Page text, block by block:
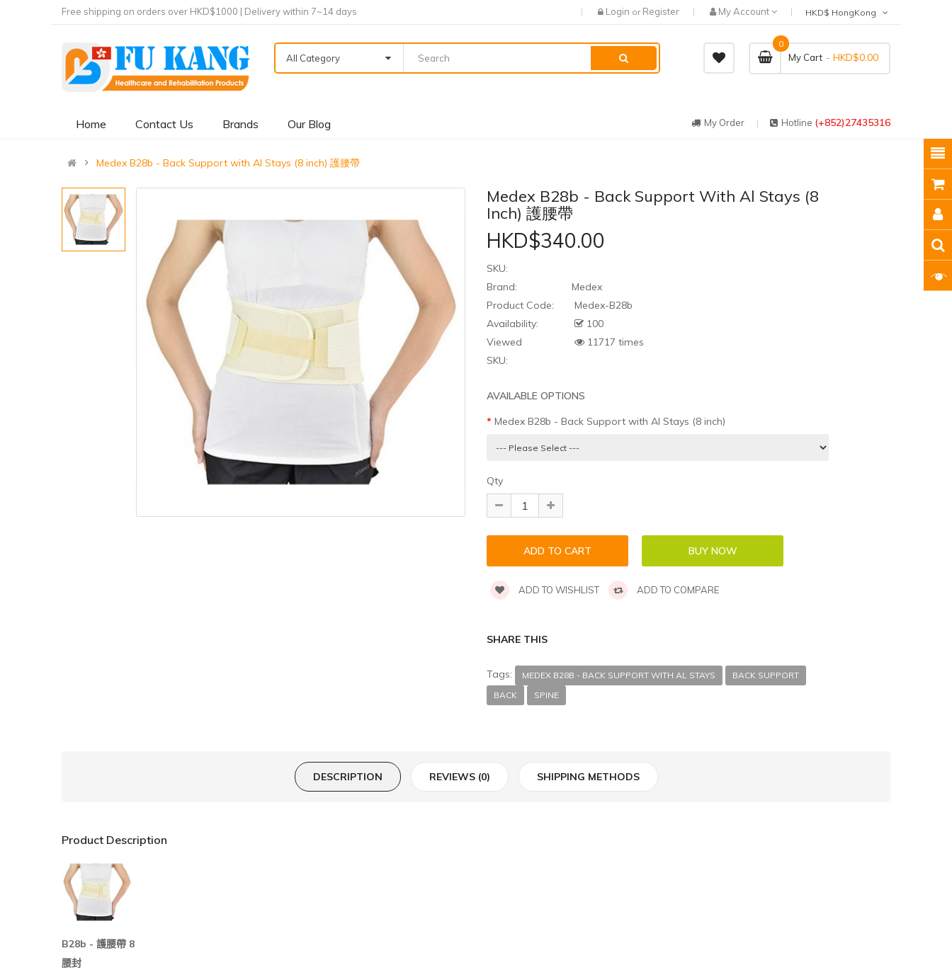
Free shipping on orders over HKD$1000 | Delivery within 7~14 days Login or Register My Account
All Category My Cart
0
- HKD$0.00
Home Contact Us Brands Our Blog My Order Hotline (+852)27435316
Medex B28b - Back Support with Al Stays (8 inch) 護腰帶
Medex B28b - Back Support With Al Stays (8
Inch) 護腰帶
HKD$340.00
SKU:
Brand:
Medex
Product Code:
Medex-B28b
Availability:
100
Viewed
11717 times
SKU:
AVAILABLE OPTIONS
Medex B28b - Back Support with Al Stays (8 inch)
Qty
ADD TO WISHLIST ADD TO COMPARE
SHARE THIS
Tags: MEDEX B28B - BACK SUPPORT WITH AL STAYS
BACK SUPPORT
BACK
SPINE
DESCRIPTION REVIEWS (0) SHIPPING METHODS
Product Description
B28b - 護腰帶 8
腰封